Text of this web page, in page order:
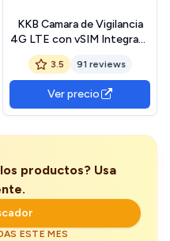
KKB Camara de Vigilancia
4G LTE con vSIM Integrada
(No Física) y Grabación
24/7, Sin WiFi, Cámara de
Seguridad Exterior con
Cable, Detección IA, Visión
Nocturna 2K, PTZ 360°,
3.5 91 reviews
Ver precio
productos? Usa
ESTE MES